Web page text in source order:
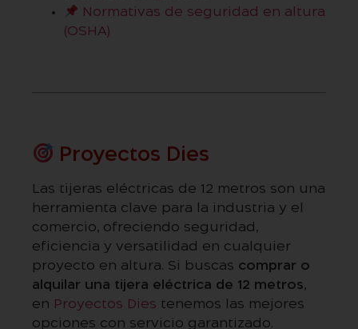
Normativas de seguridad en altura
(OSHA)
Proyectos Dies
Las tijeras eléctricas de 12 metros son una
herramienta clave para la industria y el
comercio, ofreciendo seguridad,
eficiencia y versatilidad en cualquier
proyecto en altura. Si buscas comprar o
alquilar una tijera eléctrica de 12 metros,
en Proyectos Dies tenemos las mejores
opciones con servicio garantizado.